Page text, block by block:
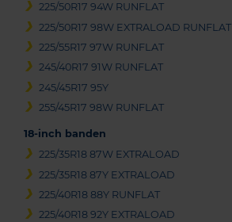
225/50R17 94W RUNFLAT
225/50R17 98W EXTRALOAD RUNFLAT
225/55R17 97W RUNFLAT
245/40R17 91W RUNFLAT
245/45R17 95Y
255/45R17 98W RUNFLAT
18-inch banden
225/35R18 87W EXTRALOAD
225/35R18 87Y EXTRALOAD
225/40R18 88Y RUNFLAT
225/40R18 92Y EXTRALOAD